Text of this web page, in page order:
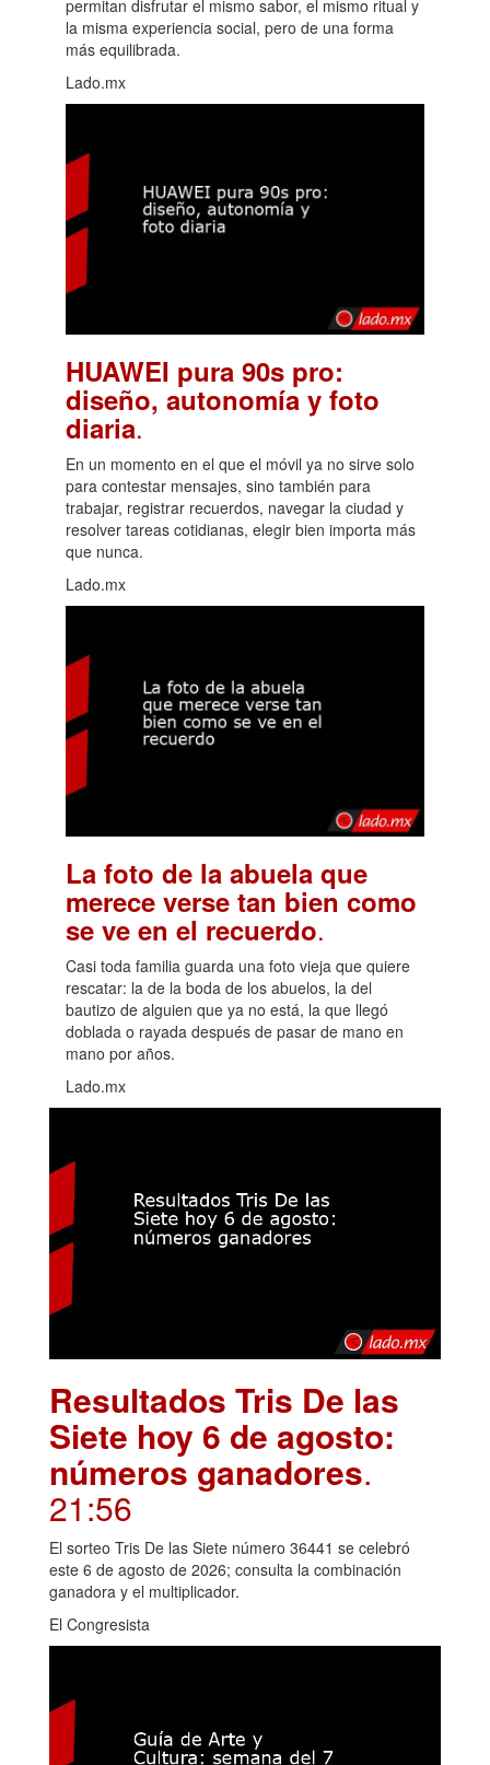
permitan disfrutar el mismo sabor, el mismo ritual y
la misma experiencia social, pero de una forma
más equilibrada.
Lado.mx
HUAWEI pura 90s pro:
diseño, autonomía y foto
diaria.
En un momento en el que el móvil ya no sirve solo
para contestar mensajes, sino también para
trabajar, registrar recuerdos, navegar la ciudad y
resolver tareas cotidianas, elegir bien importa más
que nunca.
Lado.mx
La foto de la abuela que
merece verse tan bien como
se ve en el recuerdo.
Casi toda familia guarda una foto vieja que quiere
rescatar: la de la boda de los abuelos, la del
bautizo de alguien que ya no está, la que llegó
doblada o rayada después de pasar de mano en
mano por años.
Lado.mx
Resultados Tris De las
Siete hoy 6 de agosto:
números ganadores.
21:56
El sorteo Tris De las Siete número 36441 se celebró
este 6 de agosto de 2026; consulta la combinación
ganadora y el multiplicador.
El Congresista